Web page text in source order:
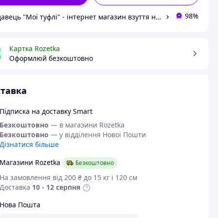
Продавець "Мої туфлі" - інтернет магазин взуття на всі випадки життя. 98%
Картка Rozetka
Оформлюй безкоштовно
на доставку Smart
— в магазини Rozetka
— у відділення Нової Пошти
більше
Rozetka
Безкоштовно
замовлення від 200 ₴ до 15 кг і 120 см
10 - 12 серпня
Пошта